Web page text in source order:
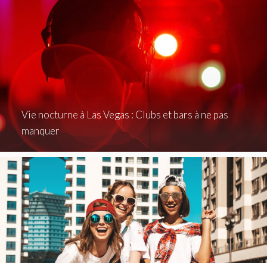
Vie nocturne à Las Vegas : Clubs et bars à ne pas
manquer